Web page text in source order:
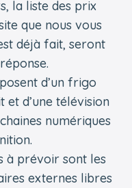
la liste des prix
que nous vous
déjà fait, seront
d’un frigo
et d’une télévision
numériques
à prévoir sont les
externes libres